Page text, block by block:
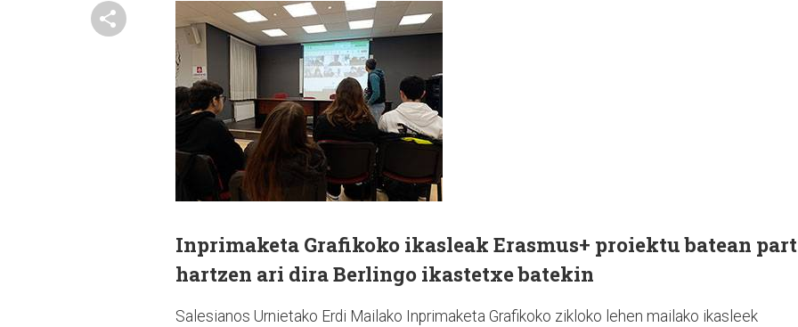
Inprimaketa Grafikoko ikasleak Erasmus+ proiektu batean
hartzen ari dira Berlingo ikastetxe batekin
Salesianos Urnietako Erdi Mailako Inprimaketa Grafikoko zikloko lehen mailako ikasleek